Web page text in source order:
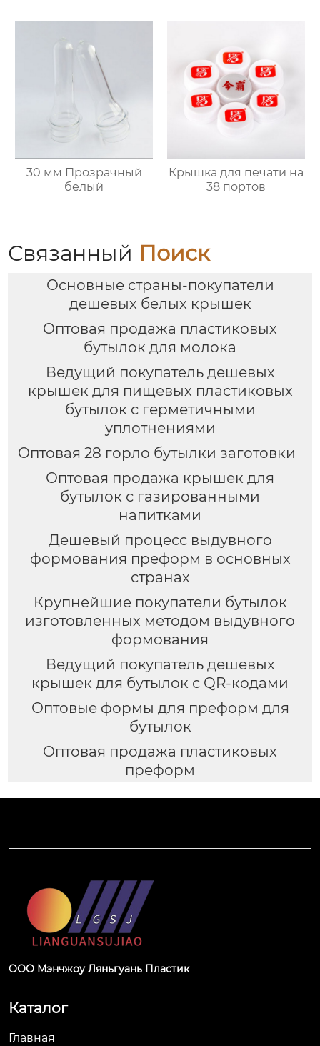
30 мм Прозрачный
белый
Крышка для печати на
38 портов
Связанный Поиск
Основные страны-покупатели
дешевых белых крышек
Оптовая продажа пластиковых
бутылок для молока
Ведущий покупатель дешевых
крышек для пищевых пластиковых
бутылок с герметичными
уплотнениями
Оптовая 28 горло бутылки заготовки
Оптовая продажа крышек для
бутылок с газированными
напитками
Дешевый процесс выдувного
формования преформ в основных
странах
Крупнейшие покупатели бутылок
изготовленных методом выдувного
формования
Ведущий покупатель дешевых
крышек для бутылок с QR-кодами
Оптовые формы для преформ для
бутылок
Оптовая продажа пластиковых
преформ
ООО Мэнчжоу Ляньгуань Пластик
Каталог
Главная